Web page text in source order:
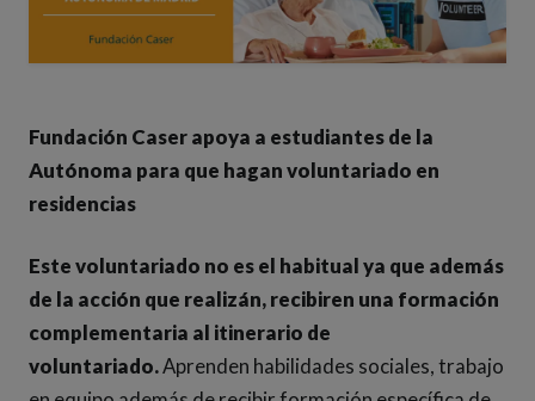
Fundación Caser apoya a estudiantes de la
Autónoma para que hagan voluntariado en
residencias
Este voluntariado no es el habitual ya que además
de la acción que realizán, recibiren una formación
complementaria al itinerario de
voluntariado.Aprenden habilidades sociales, trabajo